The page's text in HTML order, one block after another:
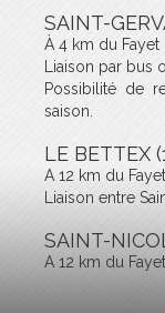
SAINT-
À 4 km du Fayet
Liaison par bus
Possibilité de
saison.
LE BETTEX
A 12 km du
Liaison entre
SAINT-
A 12 km du